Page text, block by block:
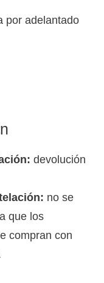
por adelantado
devolución
no se
que los
compran con